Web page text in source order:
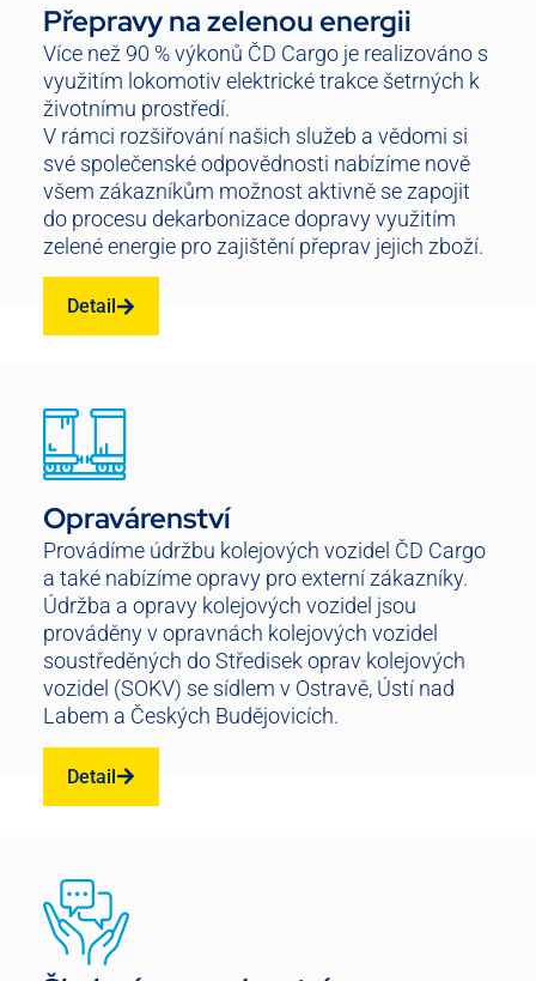
Přepravy na zelenou energii
Více než 90 % výkonů ČD Cargo je realizováno s
využitím lokomotiv elektrické trakce šetrných k
životnímu prostředí.
V rámci rozšiřování našich služeb a vědomi si
své společenské odpovědnosti nabízíme nově
všem zákazníkům možnost aktivně se zapojit
do procesu dekarbonizace dopravy využitím
zelené energie pro zajištění přeprav jejich zboží.
Detail
Opravárenství
Provádíme údržbu kolejových vozidel ČD Cargo
a také nabízíme opravy pro externí zákazníky.
Údržba a opravy kolejových vozidel jsou
prováděny v opravnách kolejových vozidel
soustředěných do Středisek oprav kolejových
vozidel (SOKV) se sídlem v Ostravě, Ústí nad
Labem a Českých Budějovicích.
Detail